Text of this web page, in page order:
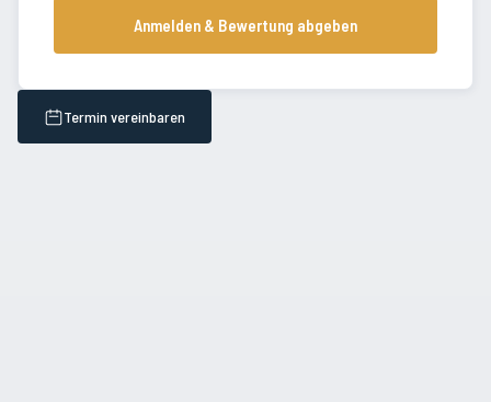
Anmelden & Bewertung abgeben
Termin vereinbaren